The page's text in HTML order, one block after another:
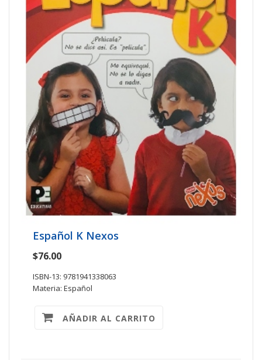
Español K Nexos
$76.00
ISBN-13: 9781941338063
Materia: Español
AÑADIR AL CARRITO